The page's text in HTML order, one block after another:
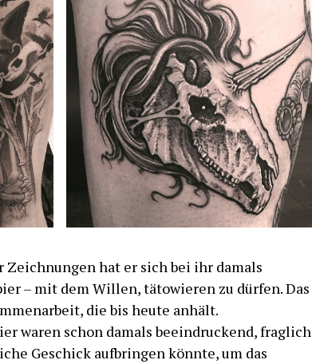
hat er sich bei ihr damals
– mit dem Willen, tätowieren zu dürfen. Das
die bis heute anhält.
waren schon damals beeindruckend, fraglich
Geschick aufbringen könnte, um das